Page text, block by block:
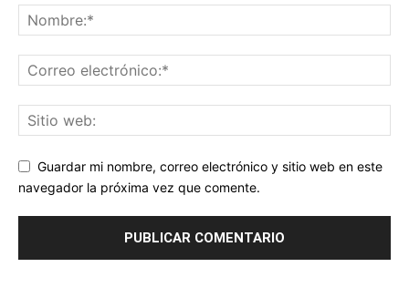
Guardar mi nombre, correo electrónico y sitio web en este
navegador la próxima vez que comente.